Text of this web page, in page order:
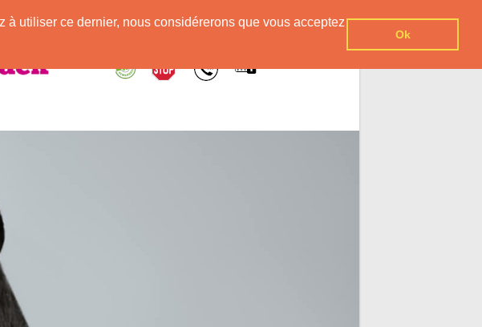
utiliser ce dernier, nous considérerons que vous acceptez
Ok